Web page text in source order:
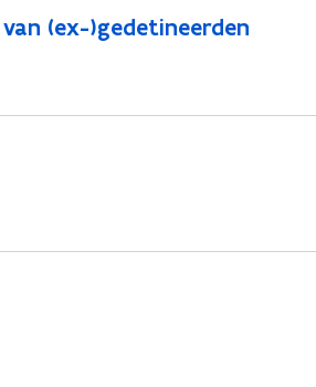
(ex-)gedetineerden